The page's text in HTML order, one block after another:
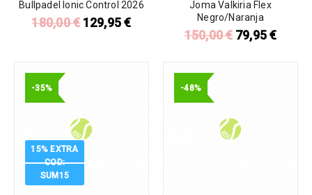
Bullpadel Ionic Control 2026
180,00€ 129,95€
Joma Valkiria Flex
Negro/Naranja
150,00€ 79,95€
-35%
15% EXTRA
COD:
SUM15
-48%